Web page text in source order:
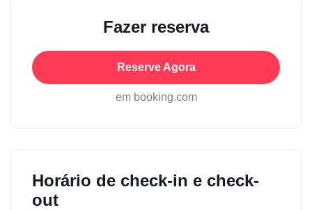
Fazer reserva
Reserve Agora
em booking.com
Horário de check-in e check-
out